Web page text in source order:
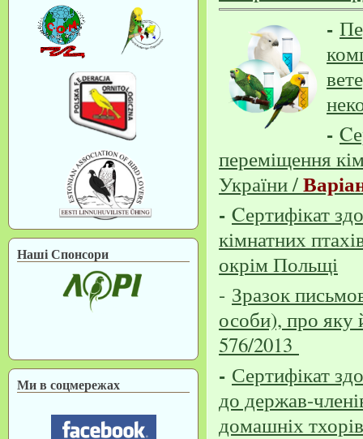
Наші Спонсори
Ми в соцмережах
-
-
переміщення
України /
- Cертифікат
кімнатних
окрім Польщі
- Зразок
особи), про яку
576/2013
- Сертифікат
до держав-
домашніх